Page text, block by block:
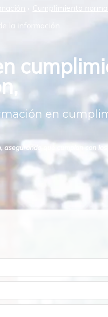
Cumplimiento
la información
en
que cumplan con